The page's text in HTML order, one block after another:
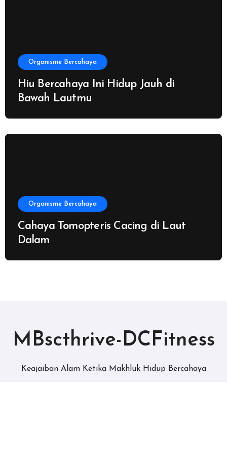
Organisme Bercahaya
Hiu Bercahaya Ini Hidup Jauh di
Bawah Lautmu
Organisme Bercahaya
Cahaya Tomopteris Cacing di Laut
Dalam
MBscthrive-DCFitness
Keajaiban Alam Ketika Makhluk Hidup Bercahaya